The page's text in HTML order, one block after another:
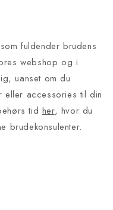
fuldender brudens
webshop og i
uanset om du
eller accessories til din
tid her, hvor du
brudekonsulenter.